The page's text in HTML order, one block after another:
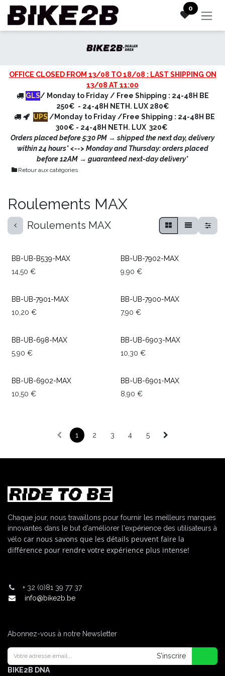
Se rendre au contenu 0
OFFICE CLOSED FROM 13/08 TO 18/08 : LAST SHIPPING ON
13/08 AT 11:00
GLS/ Monday to Friday / Free Shipping : 24-48H BE
250€ - 24-48H NETH. LUX 280€
UPS /Monday to Friday /Free Shipping : 24-48H BE
300€ - 24-48H NETH. LUX 320€
Orders placed before 5:30 PM → shipped the next day, delivery
within 24 hours* <--> Monday and Thursday: orders placed
before 12AM → guaranteed next-day delivery*
Retour aux catégories
Roulements MAX
Roulements MAX
BB-UB-B539-MAX
14,50 €
BB-UB-7902-MAX
9,90 €
BB-UB-7901-MAX
10,20 €
BB-UB-7900-MAX
7,90 €
BB-UB-698-MAX
5,90 €
BB-UB-6903-MAX
10,30 €
BB-UB-6902-MAX
10,50 €
BB-UB-6901-MAX
8,90 €
1 2 3 4 5
Chaque jour, nous travaillons pour fournir les meilleurs marques
innovantes dans le but d'améliorer l'expérience des utilisateurs à
vélo car nous savons que les détails peuvent faire la
différence pour rendre votre expérience plus intense!
+ 32 (0)81 39 77 37
info@bike2b.be
Abonnez-vous à notre Newsletter
S'inscrire
BIKE2B DNA